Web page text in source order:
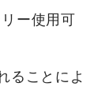
ー使用可
ることによ